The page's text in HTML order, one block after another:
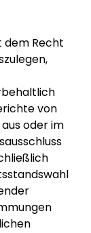
dem Recht
von
oder im